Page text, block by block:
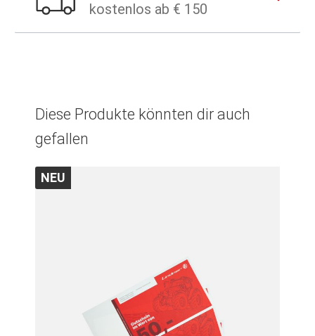
kostenlos ab € 150
Diese Produkte könnten dir auch
gefallen
NEU